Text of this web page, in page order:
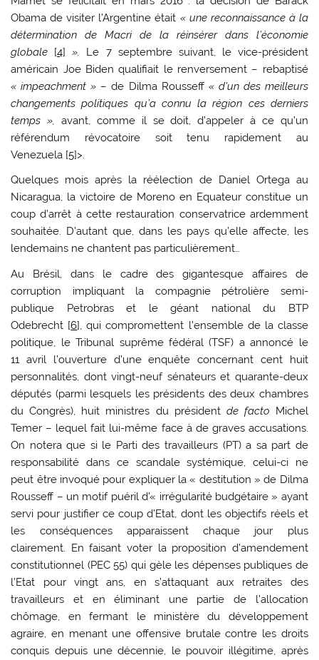
Obama de visiter l’Argentine était « une reconnaissance à la
détermination de Macri de la réinsérer dans l’économie
globale [4] ». Le 7 septembre suivant, le vice-président
américain Joe Biden qualifiait le renversement – rebaptisé
« impeachment » – de Dilma Rousseff « d’un des meilleurs
changements politiques qu’a connu la région ces derniers
temps », avant, comme il se doit, d’appeler à ce qu’un
référendum révocatoire soit tenu rapidement au
Venezuela [5]>.
Quelques mois après la réélection de Daniel Ortega au
Nicaragua, la victoire de Moreno en Equateur constitue un
coup d’arrêt à cette restauration conservatrice ardemment
souhaitée. D’autant que, dans les pays qu’elle affecte, les
lendemains ne chantent pas particulièrement…
Au Brésil, dans le cadre des gigantesque affaires de
corruption impliquant la compagnie pétrolière semi-
publique Petrobras et le géant national du BTP
Odebrecht [6], qui compromettent l’ensemble de la classe
politique, le Tribunal suprême fédéral (TSF) a annoncé le
11 avril l’ouverture d’une enquête concernant cent huit
personnalités, dont vingt-neuf sénateurs et quarante-deux
députés (parmi lesquels les présidents des deux chambres
du Congrès), huit ministres du président de facto Michel
Temer – lequel fait lui-même face à de graves accusations.
On notera que si le Parti des travailleurs (PT) a sa part de
responsabilité dans ce scandale systémique, celui-ci ne
peut être invoqué pour expliquer la « destitution » de Dilma
Rousseff – un motif puéril d’« irrégularité budgétaire » ayant
servi pour justifier ce coup d’Etat, dont les objectifs réels et
les conséquences apparaissent chaque jour plus
clairement. En faisant voter la proposition d’amendement
constitutionnel (PEC 55) qui gèle les dépenses publiques de
l’Etat pour vingt ans, en s’attaquant aux retraites des
travailleurs et en éliminant une partie de l’allocation
chômage, en fermant le ministère du développement
agraire, en menant une offensive brutale contre les droits
conquis depuis une décennie, le pouvoir illégitime, après